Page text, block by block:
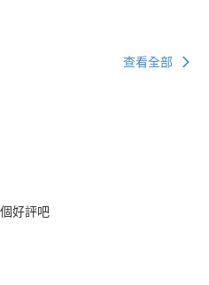
查看全部
好評吧